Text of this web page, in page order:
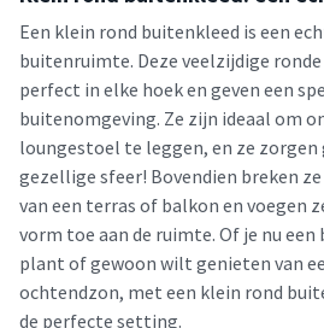
Een klein rond buitenkleed is een
buitenruimte. Deze veelzijdige
perfect in elke hoek en geven een
buitenomgeving. Ze zijn ideaal om
loungestoel te leggen, en ze zorgen
gezellige sfeer! Bovendien breken
van een terras of balkon en voegen
vorm toe aan de ruimte. Of je nu
plant of gewoon wilt genieten van
ochtendzon, met een klein rond
de perfecte setting.